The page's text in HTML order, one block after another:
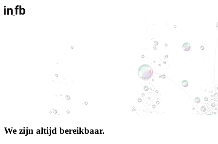
We zijn altijd bereikbaar.